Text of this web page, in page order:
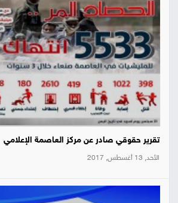
تقرير حقوقي صادر عن مركز العاصمة الإعلامي
الأحد, 13 أغسطس, 2017